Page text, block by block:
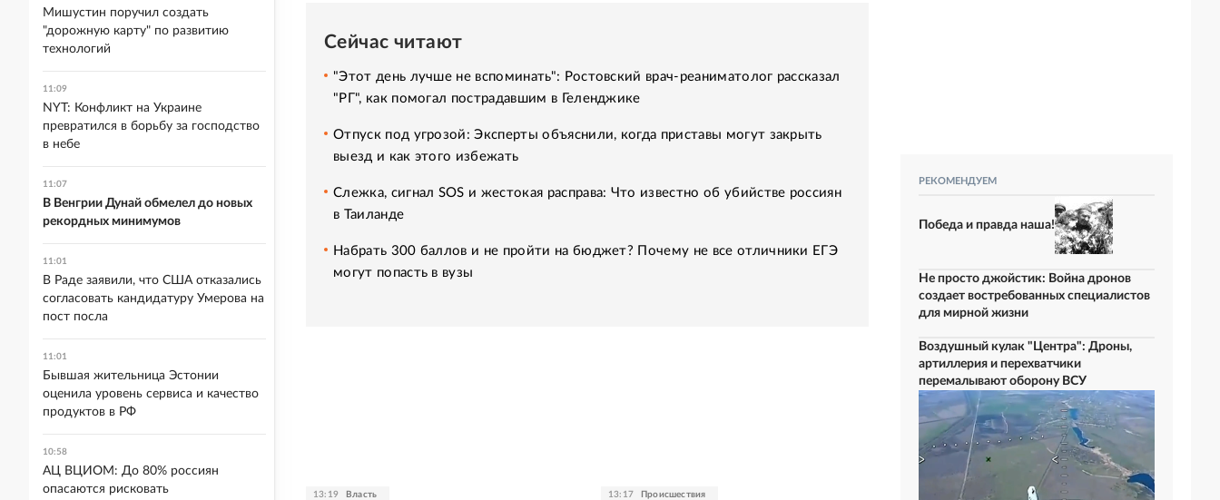
Сейчас читают
"Этот день лучше не вспоминать": Ростовский врач-реаниматолог рассказал
"РГ", как помогал пострадавшим в Геленджике
Отпуск под угрозой: Эксперты объяснили, когда приставы могут закрыть
выезд и как этого избежать
Слежка, сигнал SOS и жестокая расправа: Что известно об убийстве россиян
в Таиланде
Набрать 300 баллов и не пройти на бюджет? Почему не все отличники ЕГЭ
могут попасть в вузы
13:19 Власть 13:17 Происшествия
РЕКОМЕНДУЕМ
Победа и правда наша!
Не просто джойстик: Война дронов
создает востребованных специалистов
для мирной жизни
Воздушный кулак "Центра": Дроны,
артиллерия и перехватчики
перемалывают оборону ВСУ
Мишустин поручил создать
"дорожную карту" по развитию
технологий
11:09
NYT: Конфликт на Украине
превратился в борьбу за господство
в небе
11:07
В Венгрии Дунай обмелел до новых
рекордных минимумов
11:01
В Раде заявили, что США отказались
согласовать кандидатуру Умерова на
пост посла
11:01
Бывшая жительница Эстонии
оценила уровень сервиса и качество
продуктов в РФ
10:58
АЦ ВЦИОМ: До 80% россиян
опасаются рисковать